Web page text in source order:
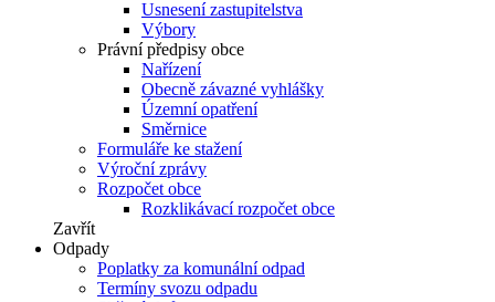
Usnesení zastupitelstva
Výbory
Právní předpisy obce
Nařízení
Obecně závazné vyhlášky
Územní opatření
Směrnice
Formuláře ke stažení
Výroční zprávy
Rozpočet obce
Rozklikávací rozpočet obce
Zavřít
Odpady
Poplatky za komunální odpad
Termíny svozu odpadu